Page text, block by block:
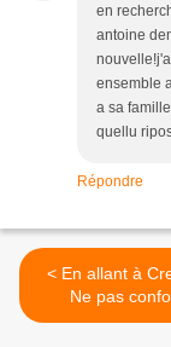
en
antoine
ensemble
a sa
quellu
Répondre
< En allant à Crena (n°2:
Ne pas